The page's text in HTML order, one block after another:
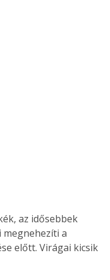
az idősebbek
megnehezíti a
előtt. Virágai kicsik